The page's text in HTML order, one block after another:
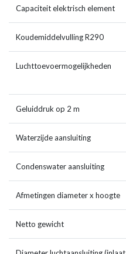
Capaciteit elektrisch element
Koudemiddelvulling R290
Luchttoevoermogelijkheden
Geluiddruk op 2 m
Waterzijde aansluiting
Condenswater aansluiting
Afmetingen diameter x hoogte
Netto gewicht